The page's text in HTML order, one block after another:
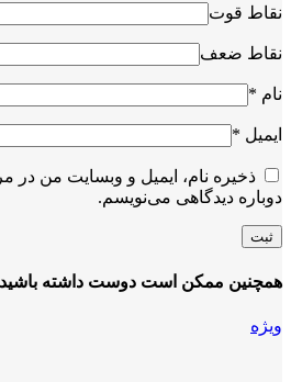
نقاط قوت
نقاط ضعف
نام *
ایمیل *
ذخیره نام، ایمیل و وبسایت من در
دوباره دیدگاهی می‌نویسم.
همچنین ممکن است دوست داشته
ویژه